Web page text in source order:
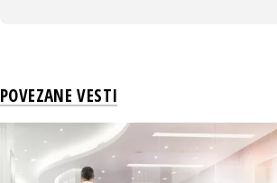
POVEZANE VESTI